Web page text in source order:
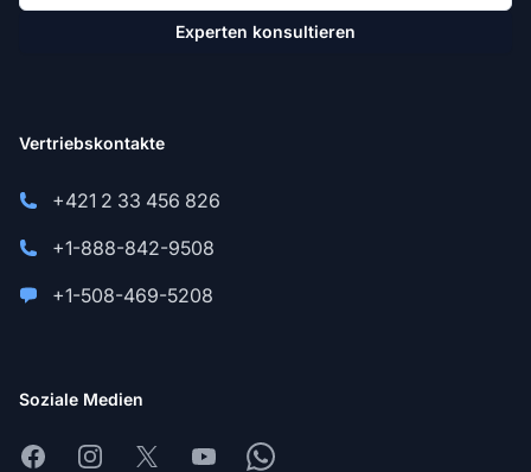
Experten konsultieren
Vertriebskontakte
+421 2 33 456 826
+1-888-842-9508
+1-508-469-5208
Soziale Medien
FacebookInstagram
X YoutubeWhatsapp